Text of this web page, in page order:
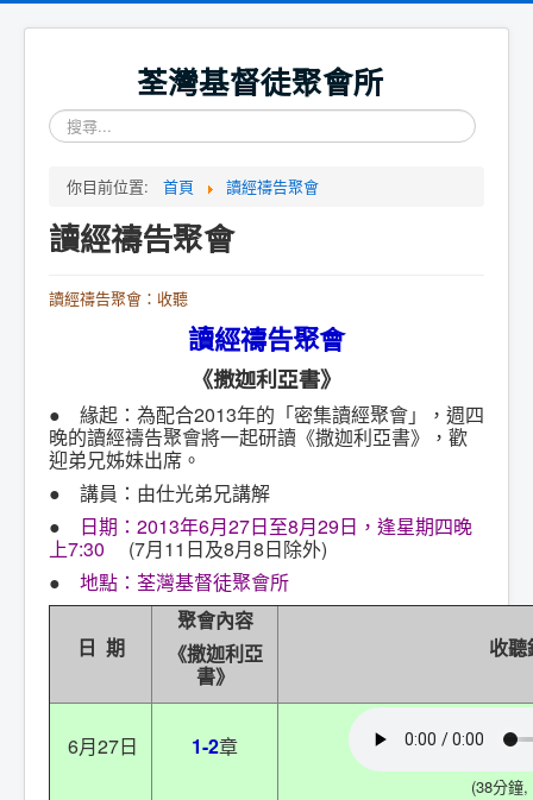
荃灣基督徒聚會所
搜
尋...
你目前位置:
首頁 讀經禱告聚會
讀經禱告聚會
讀經禱告聚會：收聽
讀經禱告聚會
《撒迦利亞書》
● 緣起：為配合2013年的「密集讀經聚會」，週四
晚的讀經禱告聚會將一起研讀《撒迦利亞書》，歡
迎弟兄姊妹出席。
● 講員：由仕光弟兄講解
● 日期：2013年6月27日至8月29日，逢星期四晚
上7:30 (7月11日及8月8日除外)
● 地點：荃灣基督徒聚會所
日 期
聚會內容
《撒迦利亞
書》
收聽
6月27日 1-2章
(38分鐘